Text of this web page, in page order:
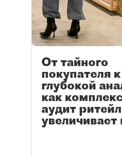
От тайного
покупателя к
глубокой
как
аудит